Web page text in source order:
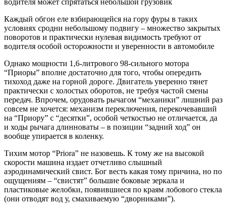
водителя может спрятаться небольшой грузовик
Каждый обгон еле взбирающейся на гору фуры в таких
условиях сродни небольшому подвигу – множество закрытых
поворотов и практически нулевая видимость требуют от
водителя особой осторожности и уверенности в автомобиле
Однако мощности 1,6-литрового 98-сильного мотора
“Приоры” вполне достаточно для того, чтобы опередить
тихоход даже на горной дороге. Двигатель уверенно тянет
практически с холостых оборотов, не требуя частой смены
передач. Впрочем, орудовать рычагом “механики” лишний раз
совсем не хочется: механизм переключения, перекочевавший
на “Приору” с “десятки”, особой четкостью не отличается, да
и ходы рычага длинноваты – в позиции “задний ход” он
вообще упирается в коленку.
Тихим мотор “Priora” не назовешь. К тому же на высокой
скорости машина издает отчетливо слышный
аэродинамический свист. Бог весть какая тому причина, но по
ощущениям – “свистят” большие боковые зеркала и
пластиковые желобки, появившиеся по краям лобового стекла
(они отводят вод у, смахиваемую “дворниками”).